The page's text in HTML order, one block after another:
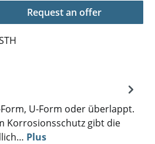
: Entrez la
Request an offer
U-Form oder überlappt.
Korrosionsschutz gibt die
Plus